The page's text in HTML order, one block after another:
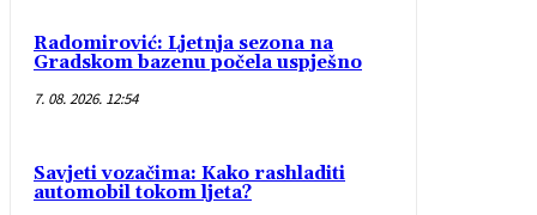
Radomirović: Ljetnja sezona na
Gradskom bazenu počela uspješno
7. 08. 2026. 12:54
Savjeti vozačima: Kako rashladiti
automobil tokom ljeta?